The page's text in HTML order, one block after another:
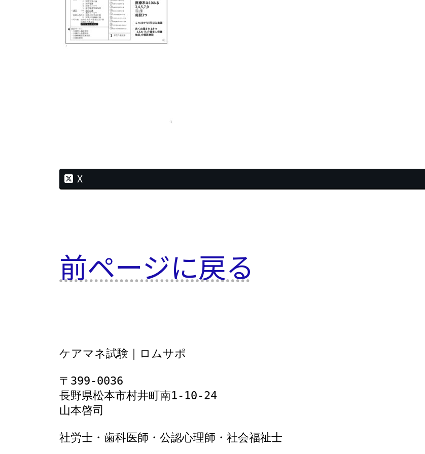
時
X
前ページに戻る
ケアマネ試験｜ロムサポ
〒399-0036
長野県松本市村井町南1‐10‐24
山本啓司
社労士・歯科医師・公認心理師・社会福祉士